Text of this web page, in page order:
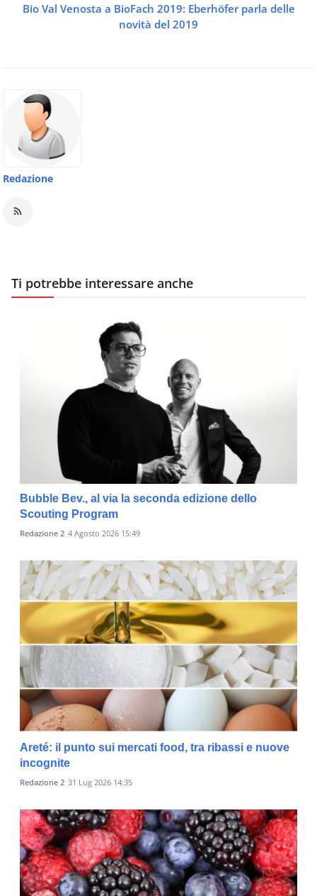
Bio Val Venosta a BioFach 2019: Eberhöfer parla delle
novità del 2019
Redazione
Ti potrebbe interessare anche
Bubble Bev., al via la seconda edizione dello
Scouting Program
Redazione 2 4 Agosto 2026 15:49
Areté: il punto sui mercati food, tra ribassi e nuove
incognite
Redazione 2 31 Lug 2026 14:35